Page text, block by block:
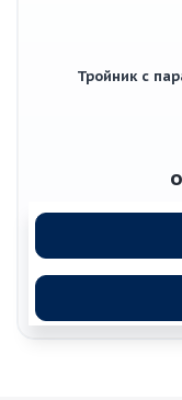
Тройник с